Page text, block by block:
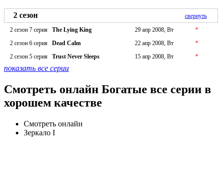
2 сезон
свернуть
2 сезон 7 серия
The Lying King 29 апр 2008, Вт
*
2 сезон 6 серия
Dead Calm 22 апр 2008, Вт
*
2 сезон 5 серия
Trust Never Sleeps 15 апр 2008, Вт *
показать все серии
Смотреть онлайн Богатые все серии в
хорошем качестве
Смотреть онлайн
Зеркало I